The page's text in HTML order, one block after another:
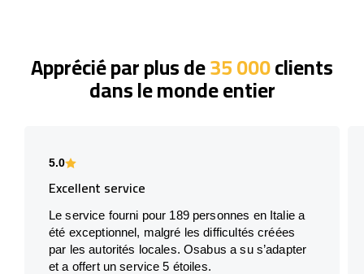
Apprécié par plus de35 000clients
dans le monde entier
5.0
Excellent service
Le service fourni pour 189 personnes en Italie a
été exceptionnel, malgré les difficultés créées
par les autorités locales. Osabus a su s’adapter
et a offert un service 5 étoiles.